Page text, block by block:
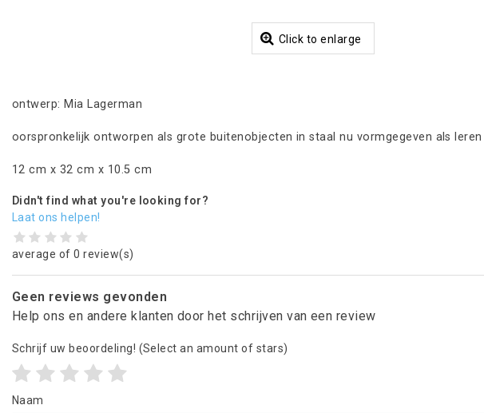
Click to enlarge
ontwerp: Mia Lagerman
oorspronkelijk ontworpen als grote buitenobjecten in staal nu vormgegeven als
12 cm x 32 cm x 10.5 cm
Didn't find what you're looking for?
Laat ons helpen!
average of 0 review(s)
Geen reviews gevonden
Help ons en andere klanten door het schrijven van een review
Schrijf uw beoordeling! (Select an amount of stars)
Naam